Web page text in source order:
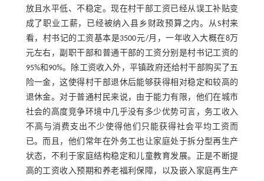
放且水平低、不稳定。现在村干部工资已经从误工补贴变
成了职业工薪，已经被纳入县乡财政预算之内。从S村来
看，村书记的工资基本是3500元/月，一年收入大概在8万
元左右，副职干部和普通干部的工资分别是村书记工资的
95%和90%。除工资收入外，平镇政府还给村干部购买了五
险一金，这使得村干部退休后能够获得相对稳定和较高的
退休金。对于普通村民来说，由于能力有限，他们在城市
社会的高度竞争环境中几乎没有多少优势可言，务工收入
不高与消费支出不少使得他们只能获得社会平均工资而
已。而且，他们常年在外务工也让家庭处于拆分型再生产
状态，不利于家庭结构稳定和儿童教育发展。正是不断提
高的工资收入预期和养老福利保障，以及嵌入家庭再生产